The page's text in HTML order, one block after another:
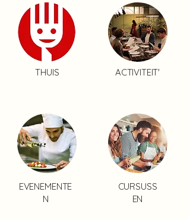
THUIS ACTIVITEIT'
EVENEMENTE
N
CURSUSS
EN